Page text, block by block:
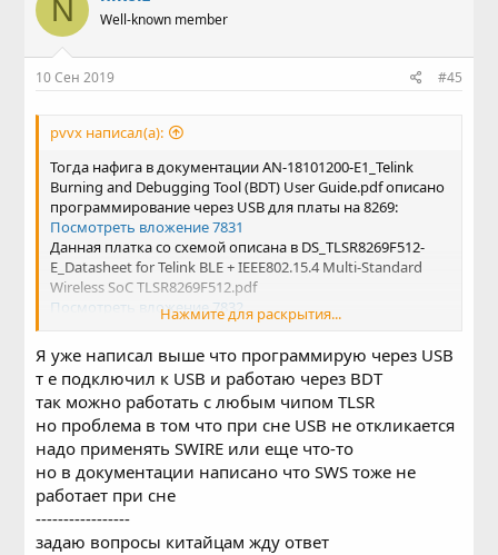
N Well-known member
10 Сен 2019 #45
pvvx написал(а):
Тогда нафига в документации AN-18101200-E1_Telink
Burning and Debugging Tool (BDT) User Guide.pdf описано
программирование через USB для платы на 8269:
Посмотреть вложение 7831
Данная платка со схемой описана в DS_TLSR8269F512-
E_Datasheet for Telink BLE + IEEE802.15.4 Multi-Standard
Wireless SoC TLSR8269F512.pdf
Посмотреть вложение 7832
и построена на TLSR8269F512ET32.
Скорее всего это вы что-то скрываете...
Если бы описали что у вас есть и как и чем мучаете, то
тут наверняка уже нашли бы что там у вас не так.
Скрывайте дальше.
Нажмите для раскрытия...
Я уже написал выше что программирую через USB
т е подключил к USB и работаю через BDT
так можно работать с любым чипом TLSR
но проблема в том что при сне USB не откликается
надо применять SWIRE или еще что-то
но в документации написано что SWS тоже не
работает при сне
-----------------
задаю вопросы китайцам жду ответ